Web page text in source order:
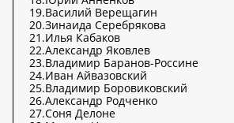
19.Василий Верещагин
20.Зинаида Серебрякова
21.Илья Кабаков
22.Александр Яковлев
23.Владимир Баранов-Россине
24.Иван Айвазовский
25.Владимир Боровиковский
26.Александр Родченко
27.Соня Делоне